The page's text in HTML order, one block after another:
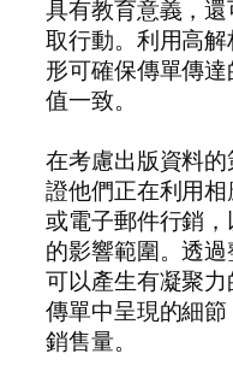
具有教育意義，
取行動。利用高
形可確保傳單傳
值一致。
在考慮出版資料
證他們正在利用
或電子郵件行銷
的影響範圍。透
可以產生有凝聚
傳單中呈現的細
銷售量。